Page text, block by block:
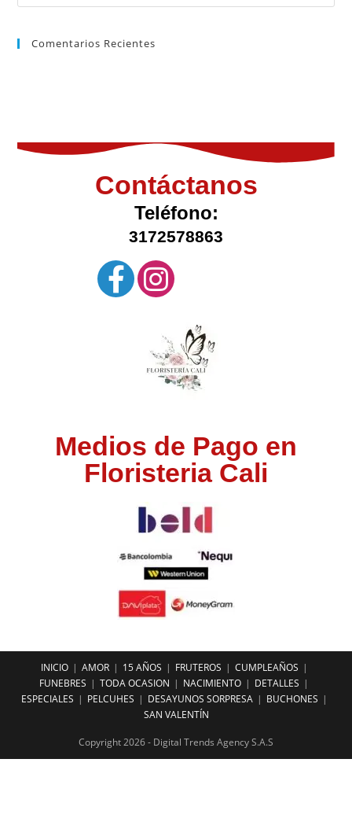
Comentarios Recientes
Contáctanos
Teléfono:
3172578863
Medios de Pago en
Floristeria Cali
INICIO AMOR 15 AÑOS FRUTEROS
CUMPLEAÑOS
FUNEBRES
TODA OCASION NACIMIENTO
DETALLES
ESPECIALES
PELCUHES DESAYUNOS SORPRESA
BUCHONES
SAN VALENTÍN
Copyright 2026 - Digital Trends Agency S.A.S